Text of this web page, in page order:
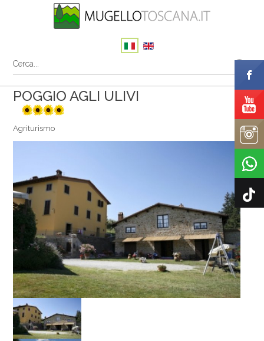
POGGIO AGLI ULIVI
Agriturismo
Il tuo nome
La tua email
Messaggio